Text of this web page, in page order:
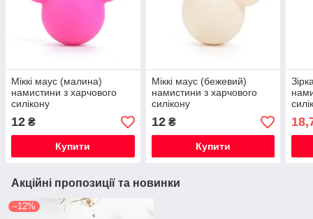
Міккі маус (малина)
намистини з харчового
силікону
12 ₴
Купити
Міккі маус (бежевий)
намистини з харчового
силікону
12₴
Купити
Акційні пропозиції та новинки
–12%